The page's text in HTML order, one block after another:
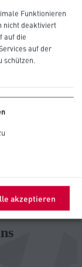
unserer
an Dritte
Funktionieren
nicht deaktiviert
auf die
auf der
schützen.
akzeptieren